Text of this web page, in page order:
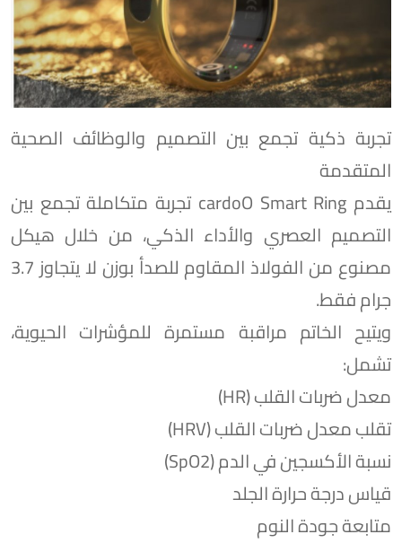
تجربة ذكية تجمع بين التصميم والوظائف الصحية
المتقدمة
يقدم cardoO Smart Ring تجربة متكاملة تجمع بين
التصميم العصري والأداء الذكي، من خلال هيكل
مصنوع من الفولاذ المقاوم للصدأ بوزن لا يتجاوز 3.7
جرام فقط.
ويتيح الخاتم مراقبة مستمرة للمؤشرات الحيوية،
تشمل:
معدل ضربات القلب (HR)
تقلب معدل ضربات القلب (HRV)
نسبة الأكسجين في الدم (SpO2)
قياس درجة حرارة الجلد
متابعة جودة النوم